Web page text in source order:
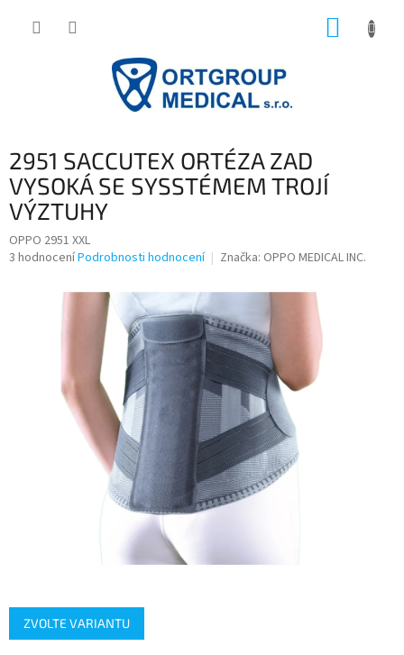
2951 SACCUTEX ORTÉZA ZAD
VYSOKÁ SE SYSSTÉMEM TROJÍ
VÝZTUHY
OPPO 2951 XXL
Průměrné
hvězdiček.
3 hodnoceníPodrobnosti hodnocení Značka: OPPO MEDICAL INC.
ZVOLTE VARIANTU